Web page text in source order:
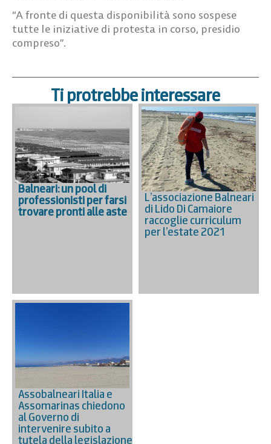
“A fronte di questa disponibilità sono sospese
tutte le iniziative di protesta in corso, presidio
compreso”.
Ti protrebbe interessare
Balneari: un pool di
professionisti per farsi
trovare pronti alle aste
L’associazione Balneari
di Lido Di Camaiore
raccoglie curriculum
per l’estate 2021
Assobalneari Italia e
Assomarinas chiedono
al Governo di
intervenire subito a
tutela della legislazione